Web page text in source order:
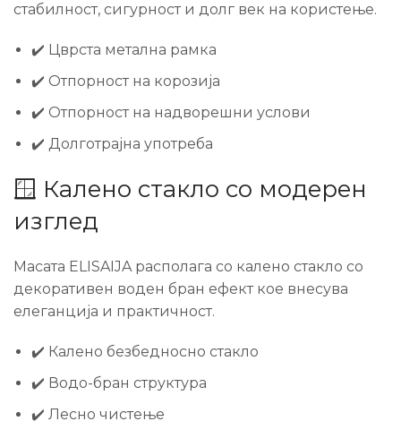
стабилност, сигурност и долг век на користење.
✔️ Цврста метална рамка
✔️ Отпорност на корозија
✔️ Отпорност на надворешни услови
✔️ Долготрајна употреба
🪟 Калено стакло со модерен
изглед
Масата ELISAIJA располага со калено стакло со
декоративен воден бран ефект кое внесува
елеганција и практичност.
✔️ Калено безбедносно стакло
✔️ Водо-бран структура
✔️ Лесно чистење